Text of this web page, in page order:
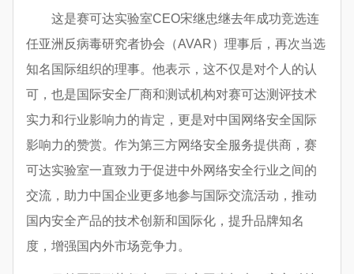
这是赛可达实验室CEO宋继忠继去年成功竞选连
任亚洲反病毒研究者协会（AVAR）理事后，再次当选
知名国际组织的理事。他表示，这不仅是对个人的认
可，也是国际安全厂商和测试机构对赛可达测评技术
实力和行业影响力的肯定，更是对中国网络安全国际
影响力的赞赏。作为第三方网络安全服务提供商，赛
可达实验室一直致力于促进中外网络安全行业之间的
交流，助力中国企业更多地参与国际交流活动，推动
国内安全产品的技术创新和国际化，提升品牌知名
度，增强国内外市场竞争力。